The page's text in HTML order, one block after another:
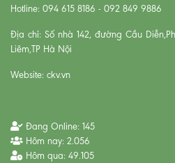
Hotline: 094 615 8186 - 092 849 9886
Địa chỉ: Số nhà 142, đường Cầu
Liêm,TP Hà Nội
Website: ckv.vn
Đang Online: 145
Hôm nay: 2.056
Hôm qua: 49.105